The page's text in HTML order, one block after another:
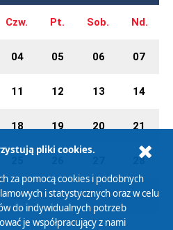
Czw. Pt. Sob. Nd.
04 05 06 07
11 12 13 14
18 19 20 21
28
02 03 04 05
pliki cookies.
za pomocą cookies i podobnych
i statystycznych oraz w celu
do indywidualnych potrzeb
je współpracujący z nami